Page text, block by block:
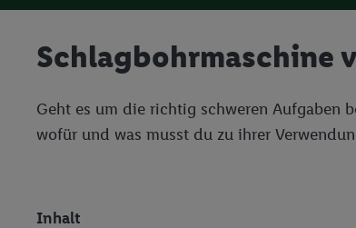
Schlagbohrmaschine
Geht es um die richtig schweren Aufgaben
wofür und was musst du zu ihrer
Inhalt